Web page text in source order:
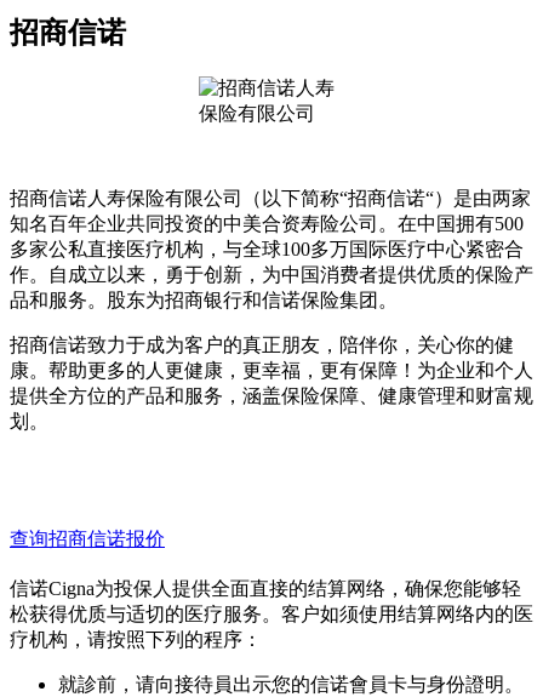
招商信诺
招商信诺人寿保险有限公司（以下简称“招商信诺“）是由两家
知名百年企业共同投资的中美合资寿险公司。在中国拥有500
多家公私直接医疗机构，与全球100多万国际医疗中心紧密合
作。自成立以来，勇于创新，为中国消费者提供优质的保险产
品和服务。股东为招商银行和信诺保险集团。
招商信诺致力于成为客户的真正朋友，陪伴你，关心你的健
康。帮助更多的人更健康，更幸福，更有保障！为企业和个人
提供全方位的产品和服务，涵盖保险保障、健康管理和财富规
划。
查询招商信诺报价
信诺Cigna为投保人提供全面直接的结算网络，确保您能够轻
松获得优质与适切的医疗服务。客户如须使用结算网络内的医
疗机构，请按照下列的程序：
就診前，请向接待員出示您的信诺會員卡与身份證明。